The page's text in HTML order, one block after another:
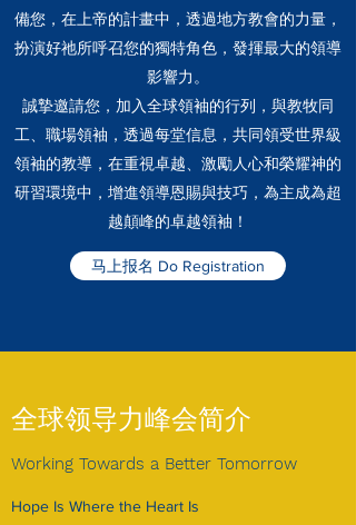
備您，在上帝的計畫中，透過地方教會的力量，
扮演好祂所呼召您的獨特角色，發揮最大的領導
影響力。
誠摯邀請您，加入全球領袖的行列，與教牧同
工、職場領袖，透過每堂信息，共同領受世界級
領袖的教導，在重視卓越、激勵人心和榮耀神的
研習環境中，增進領導恩賜與技巧，為主成為超
越顛峰的卓越領袖！
马上报名 Do Registration
​​全球领导力峰会简介
Working Towards a Better Tomorrow
Hope Is Where the Heart Is